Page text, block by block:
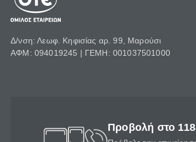
Δ/νση: Λεωφ. Κηφισίας αρ. 99, Μαρούσι
ΑΦΜ: 094019245 | ΓΕΜΗ: 001037501000
Προβολή στο